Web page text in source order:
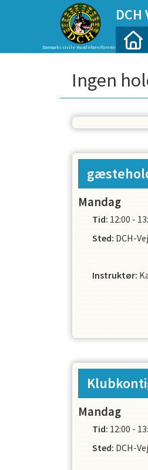
DCH
Danmarks civile Hundeførerforening
Ingen
Mandag
Tid: 12:00 -
Sted: DCH-
Instruktør:
Mandag
Tid: 12:00 -
Sted: DCH-